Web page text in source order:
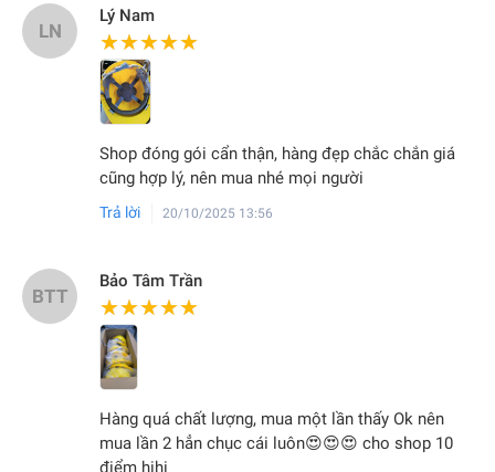
LN
Lý Nam
★★★★★
★★★★★
Shop đóng gói cẩn thận, hàng đẹp chắc chắn giá
cũng hợp lý, nên mua nhé mọi người
Trả lời 20/10/2025 13:56
BTT
Bảo Tâm Trần
★★★★★
★★★★★
Hàng quá chất lượng, mua một lần thấy Ok nên
mua lần 2 hẳn chục cái luôn😍😍😍 cho shop 10
điểm hihi